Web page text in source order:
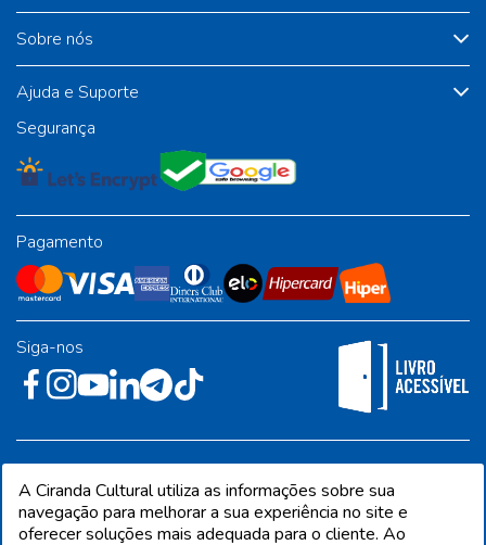
Sobre nós
Ajuda e Suporte
Segurança
Pagamento
Siga-nos
Industrial - Jandira/SP - CEP 06612-001
A Ciranda Cultural utiliza as informações sobre sua
navegação para melhorar a sua experiência no site e
oferecer soluções mais adequada para o cliente. Ao